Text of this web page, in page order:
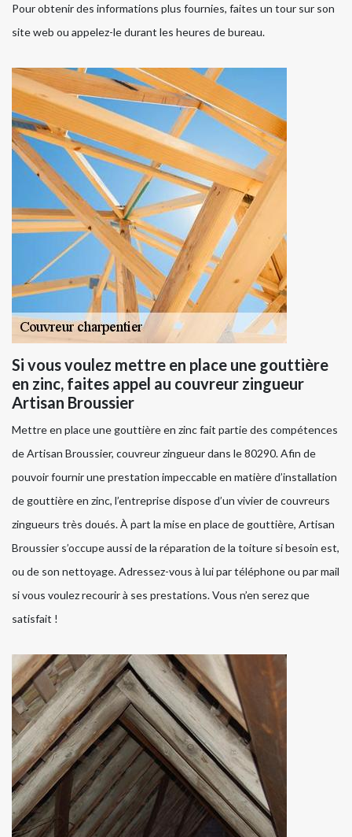
Pour obtenir des informations plus fournies, faites un tour sur son
site web ou appelez-le durant les heures de bureau.
Si vous voulez mettre en place une gouttière
en zinc, faites appel au couvreur zingueur
Artisan Broussier
Mettre en place une gouttière en zinc fait partie des compétences
de Artisan Broussier, couvreur zingueur dans le 80290. Afin de
pouvoir fournir une prestation impeccable en matière d’installation
de gouttière en zinc, l’entreprise dispose d’un vivier de couvreurs
zingueurs très doués. À part la mise en place de gouttière, Artisan
Broussier s’occupe aussi de la réparation de la toiture si besoin est,
ou de son nettoyage. Adressez-vous à lui par téléphone ou par mail
si vous voulez recourir à ses prestations. Vous n’en serez que
satisfait !